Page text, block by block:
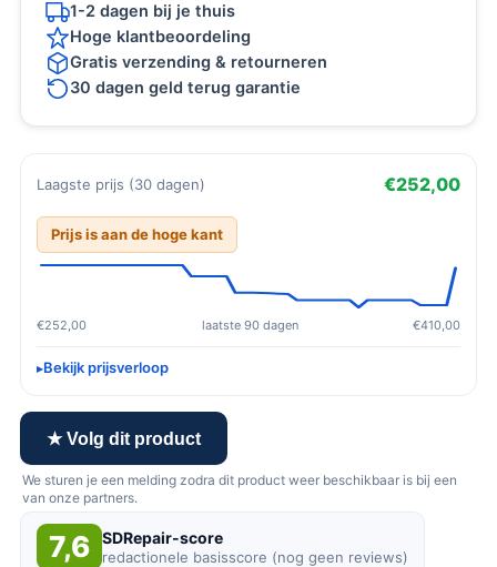
1-2 dagen bij je thuis
Hoge klantbeoordeling
Gratis verzending & retourneren
30 dagen geld terug garantie
Laagste prijs (30 dagen) €252,00
Prijs is aan de hoge kant
€252,00 laatste 90 dagen €410,00
Bekijk prijsverloop
★ Volg dit product
We sturen je een melding zodra dit product weer beschikbaar is bij een
van onze partners.
7,6 SDRepair-score
redactionele basisscore (nog geen reviews)